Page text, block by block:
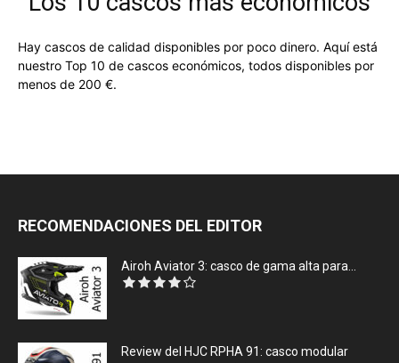
Hay cascos de calidad disponibles por poco dinero. Aquí está
nuestro Top 10 de cascos económicos, todos disponibles por
menos de 200 €.
RECOMENDACIONES DEL EDITOR
Airoh Aviator 3: casco de gama alta para...
Review del HJC RPHA 91: casco modular